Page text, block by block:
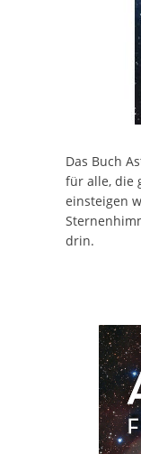
Das Buch
für alle, die
einsteigen
drin.